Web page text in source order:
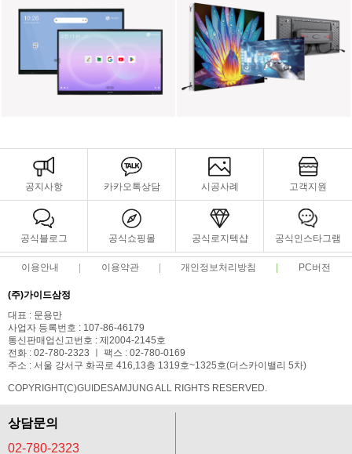
공지사항 카카오톡상담 시공사례 고객지원
공식블로그 공식쇼핑몰 공식로지텍샵 공식인스타그램
이용안내 이용약관 개인정보처리방침 PC버전
(주)가이드삼정
대표 : 문용만
사업자 등록번호 : 107-86-46179
통신판매업신고번호 : 제2004-2145호
전화 : 02-780-2323 ㅣ 팩스 : 02-780-0169
주소 : 서울 강서구 화곡로 416,13층 1319호~1325호(더스카이밸리 5차)
COPYRIGHT(C)GUIDESAMJUNG ALL RIGHTS RESERVED.
상담문의
02-780-2323